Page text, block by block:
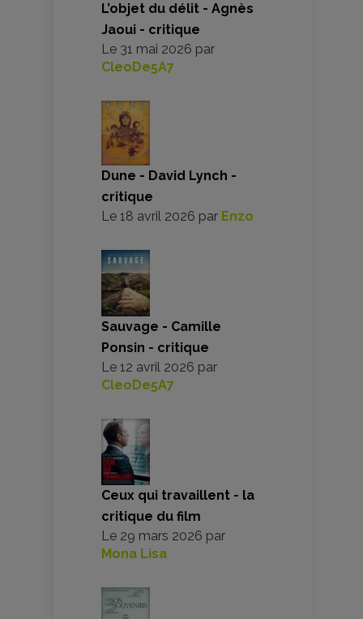
L’objet du délit - Agnès
Jaoui - critique
Le 31 mai 2026 par
CleoDe5A7
Dune - David Lynch -
critique
Le 18 avril 2026 par Enzo
Sauvage - Camille
Ponsin - critique
Le 12 avril 2026 par
CleoDe5A7
Ceux qui travaillent - la
critique du film
Le 29 mars 2026 par
Mona Lisa